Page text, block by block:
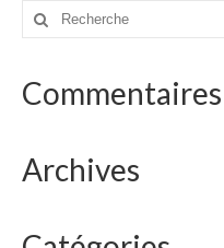
Rechercher
Archives